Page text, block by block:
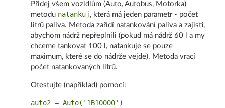
Přidej všem vozidlům (Auto, Autobus, Motorka)
metodu natankuj , která má jeden parametr - počet
litrů paliva. Metoda zařídí natankování paliva a zajistí,
abychom nádrž nepřeplnili (pokud má nádrž 60 l a my
chceme tankovat 100 l, natankuje se pouze
maximum, které se do nádrže vejde). Metoda vrací
počet natankovaných litrů.
Otestujte (například) pomocí:
auto2 = Auto('1B10000')